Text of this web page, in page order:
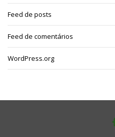
Feed de posts
Feed de comentários
WordPress.org